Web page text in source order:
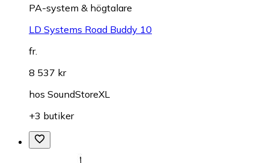
PA-system & högtalare
LD Systems Road Buddy 10
fr.
8 537 kr
hos SoundStoreXL
+3 butiker